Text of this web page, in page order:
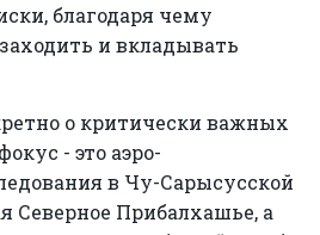
благодаря чему
и вкладывать
о критически важных
- это аэро-
в Чу-Сарысусской
Северное Прибалхашье, а